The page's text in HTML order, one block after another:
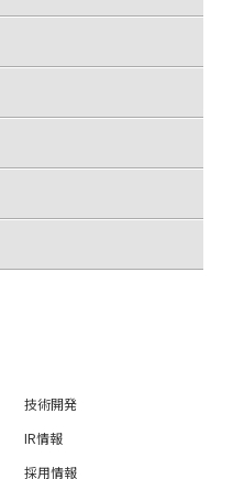
技術開発
IR情報
採用情報